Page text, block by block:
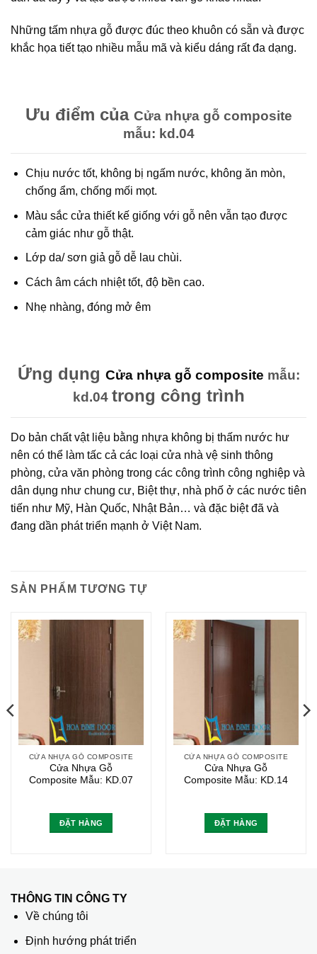
Những tấm nhựa gỗ được đúc theo khuôn có sẵn và được
khắc họa tiết tạo nhiều mẫu mã và kiểu dáng rất đa dạng.
Ưu điểm của Cửa nhựa gỗ composite
mẫu: kd.04
Chịu nước tốt, không bị ngấm nước, không ăn mòn,
chống ẩm, chống mối mọt.
Màu sắc cửa thiết kế giống với gỗ nên vẫn tạo được
cảm giác như gỗ thật.
Lớp da/ sơn giả gỗ dễ lau chùi.
Cách âm cách nhiệt tốt, độ bền cao.
Nhẹ nhàng, đóng mở êm
Ứng dụng Cửa nhựa gỗ composite mẫu:
kd.04 trong công trình
Do bản chất vật liệu bằng nhựa không bị thấm nước hư
nên có thể làm tấc cả các loại cửa nhà vệ sinh thông
phòng, cửa văn phòng trong các công trình công nghiệp và
dân dụng như chung cư, Biệt thự, nhà phố ở các nước tiên
tiến như Mỹ, Hàn Quốc, Nhật Bản… và đặc biệt đã và
đang dần phát triển mạnh ở Việt Nam.
SẢN PHẨM TƯƠNG TỰ
CỬA NHỰA GỖ COMPOSITE
Cửa Nhựa Gỗ
Composite Mẫu: KD.07
ĐẶT HÀNG
CỬA NHỰA GỖ COMPOSITE
Cửa Nhựa Gỗ
Composite Mẫu: KD.14
ĐẶT HÀNG
THÔNG TIN CÔNG TY
Về chúng tôi
Định hướng phát triển